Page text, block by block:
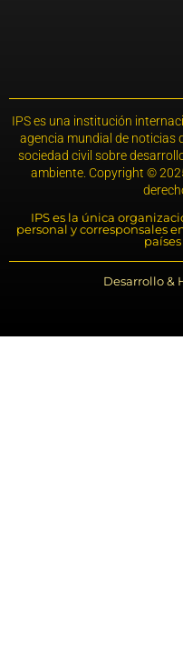
IPS es una institución
agencia mundial de noticias
sociedad civil sobre
ambiente. Copyright ©
IPS es la única
personal y corresponsales
Desarrollo &